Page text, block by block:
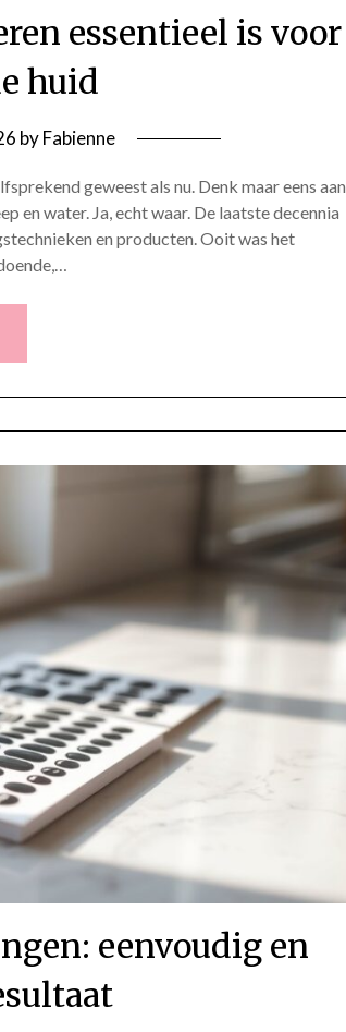
essentieel is voor
huid
byFabienne
geweest als nu. Denk maar eens aan
en water. Ja, echt waar. De laatste decennia
en producten. Ooit was het
eenvoudig en